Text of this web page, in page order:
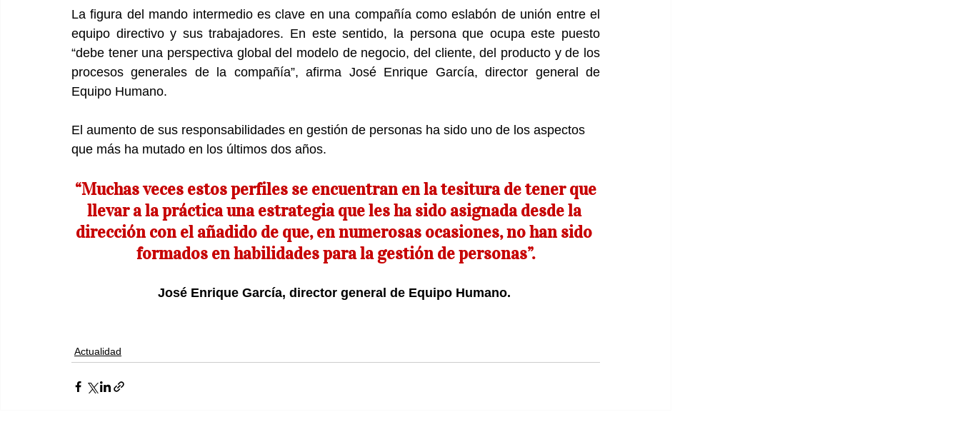
La figura del mando intermedio es clave en una compañía como eslabón de unión entre el
equipo directivo y sus trabajadores. En este sentido, la persona que ocupa este puesto
“debe tener una perspectiva global del modelo de negocio, del cliente, del producto y de los
procesos generales de la compañía”, afirma José Enrique García, director general de
Equipo Humano.
El aumento de sus responsabilidades en gestión de personas ha sido uno de los aspectos
que más ha mutado en los últimos dos años.
llevar a la práctica una estrategia que les ha sido asignada desde la
dirección con el añadido de que, en numerosas ocasiones, no han sido
formados en habilidades para la gestión de personas”.
José Enrique García, director general de Equipo Humano.
Actualidad